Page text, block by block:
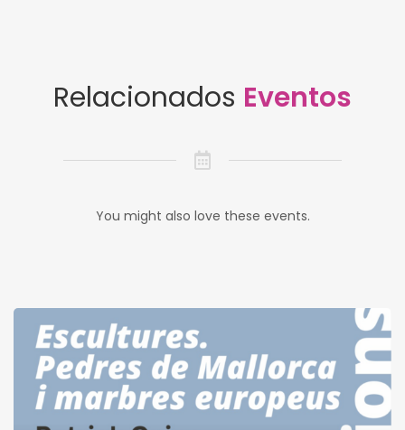
Relacionados Eventos
You might also love these events.